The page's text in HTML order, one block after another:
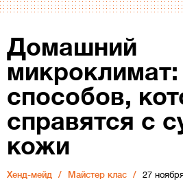
Домашний
микроклимат:
способов,
справятся с
кожи
Хенд-мейд Майстер клас 27